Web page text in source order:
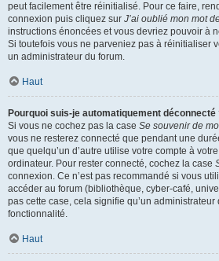
peut facilement être réinitialisé. Pour ce faire,
connexion puis cliquez sur J’ai oublié mon mot
instructions énoncées et vous devriez pouvoir à
Si toutefois vous ne parveniez pas à réinitialiser
un administrateur du forum.
Haut
Pourquoi suis-je automatiquement déconnecté
Si vous ne cochez pas la case Se souvenir de
vous ne resterez connecté que pendant une
que quelqu’un d’autre utilise votre compte à
ordinateur. Pour rester connecté, cochez la case
connexion. Ce n’est pas recommandé si vous
accéder au forum (bibliothèque, cyber-café,
pas cette case, cela signifie qu’un administrateur
fonctionnalité.
Haut